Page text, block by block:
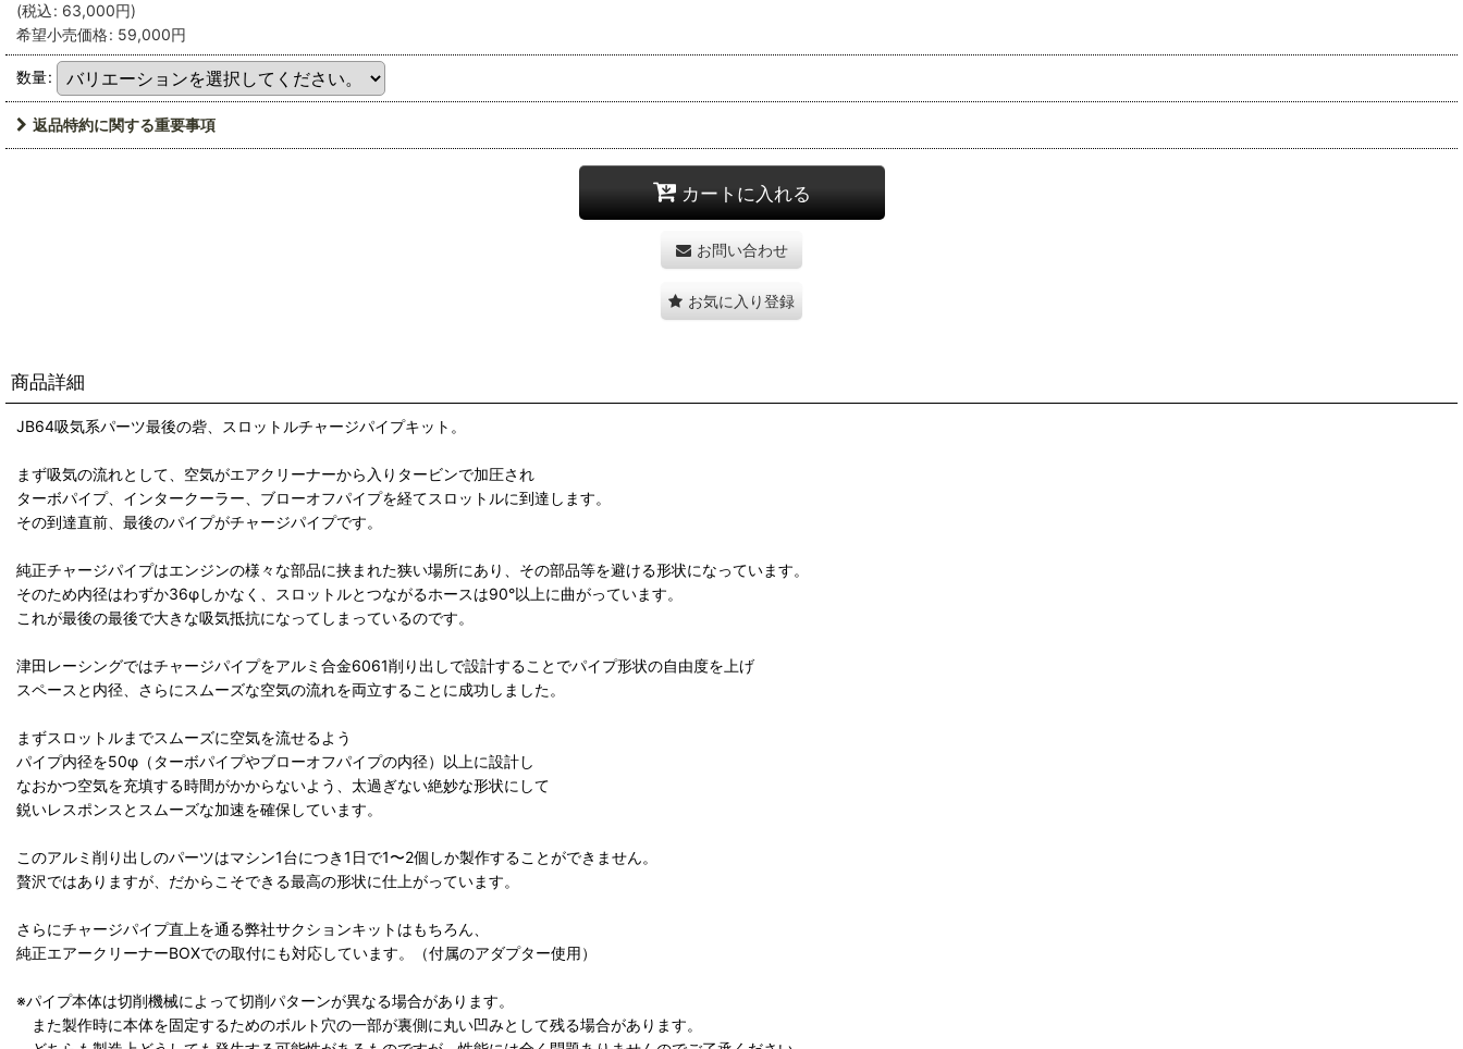
(税込: 63,000円)
希望小売価格: 59,000円
数量:
返品特約に関する重要事項
カートに入れる
お問い合わせ
お気に入り登録
商品詳細
JB64吸気系パーツ最後の砦、スロットルチャージパイプキット。
まず吸気の流れとして、空気がエアクリーナーから入りタービンで加圧され
ターボパイプ、インタークーラー、ブローオフパイプを経てスロットルに到達します。
その到達直前、最後のパイプがチャージパイプです。
純正チャージパイプはエンジンの様々な部品に挟まれた狭い場所にあり、その部品等を避ける形状になっています。
そのため内径はわずか36φしかなく、スロットルとつながるホースは90°以上に曲がっています。
これが最後の最後で大きな吸気抵抗になってしまっているのです。
津田レーシングではチャージパイプをアルミ合金6061削り出しで設計することでパイプ形状の自由度を上げ
スペースと内径、さらにスムーズな空気の流れを両立することに成功しました。
まずスロットルまでスムーズに空気を流せるよう
パイプ内径を50φ（ターボパイプやブローオフパイプの内径）以上に設計し
なおかつ空気を充填する時間がかからないよう、太過ぎない絶妙な形状にして
鋭いレスポンスとスムーズな加速を確保しています。
このアルミ削り出しのパーツはマシン1台につき1日で1〜2個しか製作することができません。
贅沢ではありますが、だからこそできる最高の形状に仕上がっています。
さらにチャージパイプ直上を通る弊社サクションキットはもちろん、
純正エアークリーナーBOXでの取付にも対応しています。（付属のアダプター使用）
※パイプ本体は切削機械によって切削パターンが異なる場合があります。
また製作時に本体を固定するためのボルト穴の一部が裏側に丸い凹みとして残る場合があります。